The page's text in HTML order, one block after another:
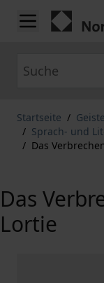
Zum Inhalt springen
Startseite /
/ Sprach- und
/ Das
Das
Lortie